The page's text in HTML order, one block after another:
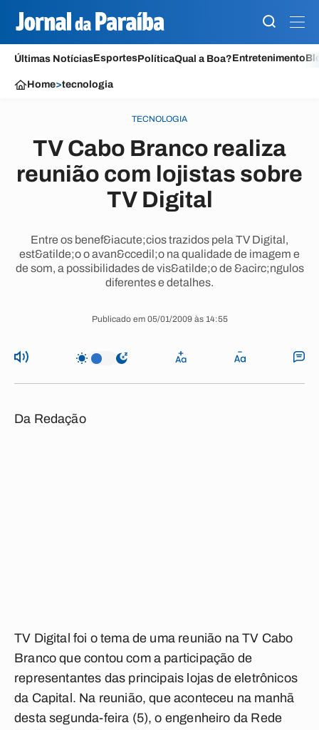
Últimas NotíciasEsportesPolíticaQual a Boa?Entretenimento
Home>tecnologia
TECNOLOGIA
TV Cabo Branco realiza
reunião com lojistas sobre
TV Digital
Entre os benef&iacute;cios trazidos pela TV Digital,
est&atilde;o o avan&ccedil;o na qualidade de imagem e
de som, a possibilidades de vis&atilde;o de &acirc;ngulos
diferentes e detalhes.
Publicado em 05/01/2009 às 14:55
Da Redação
TV Digital foi o tema de uma reunião na TV Cabo
Branco que contou com a participação de
representantes das principais lojas de eletrônicos
da Capital. Na reunião, que aconteceu na manhã
desta segunda-feira (5), o engenheiro da Rede